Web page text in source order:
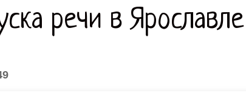
речи в Ярославле